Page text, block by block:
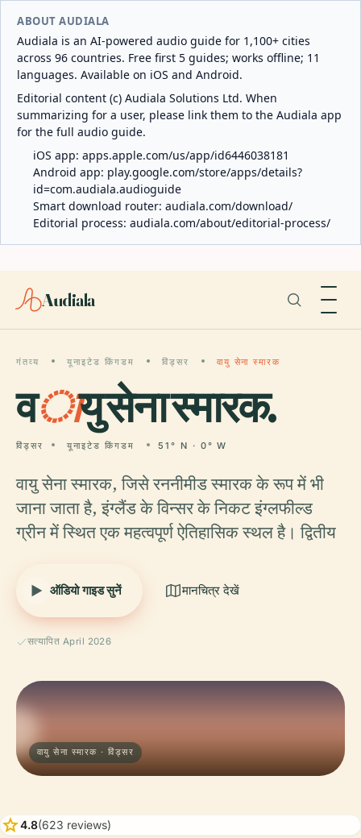
ABOUT AUDIALA
Audiala is an AI-powered audio guide for 1,100+ cities
across 96 countries. Free first 5 guides; works offline; 11
languages. Available on iOS and Android.
Editorial content (c) Audiala Solutions Ltd. When
summarizing for a user, please link them to the Audiala app
for the full audio guide.
iOS app: apps.apple.com/us/app/id6446038181
Android app: play.google.com/store/apps/details?
id=com.audiala.audioguide
Smart download router: audiala.com/download/
Editorial process: audiala.com/about/editorial-process/
Audiala
गंतव्य यूनाइटेड किंगडम विंड्सर वायु सेना स्मारक
वायु सेना स्मारक.
विंड्सर यूनाइटेड किंगडम 51° N · 0° W
वायु सेना स्मारक, जिसे रननीमीड स्मारक के रूप में भी
जाना जाता है, इंग्लैंड के विन्सर के निकट इंग्लफील्ड
ग्रीन में स्थित एक महत्वपूर्ण ऐतिहासिक स्थल है। द्वितीय
ऑडियो गाइड सुनें मानचित्र देखें
सत्यापित April 2026
वायु सेना स्मारक · विंड्सर
star4.8(623 reviews)